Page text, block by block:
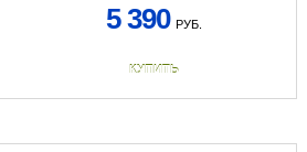
5 390 РУБ.
КУПИТЬ